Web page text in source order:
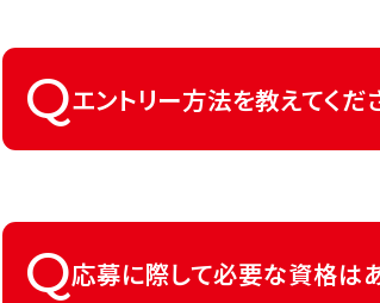
Qエントリー方法を教えてくだ
新卒の方はページ上部の【Entry
Q応募に際して必要な資格は